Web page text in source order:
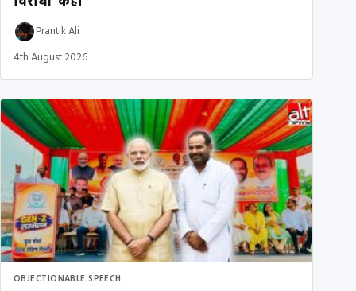
Prantik Ali
4th August 2026
OBJECTIONABLE SPEECH